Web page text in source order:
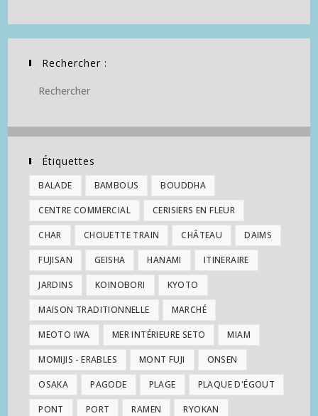
Rechercher :
Étiquettes
BALADE BAMBOUS BOUDDHA
CENTRE COMMERCIAL CERISIERS EN FLEUR
CHAR CHOUETTE TRAIN CHÂTEAU DAIMS
FUJISAN GEISHA HANAMI ITINERAIRE
JARDINS KOINOBORI KYOTO
MAISON TRADITIONNELLE MARCHÉ
MEOTO IWA MER INTÉRIEURE SETO MIAM
MOMIJIS - ERABLES MONT FUJI ONSEN
OSAKA PAGODE PLAGE PLAQUE D'ÉGOUT
PONT PORT RAMEN RYOKAN